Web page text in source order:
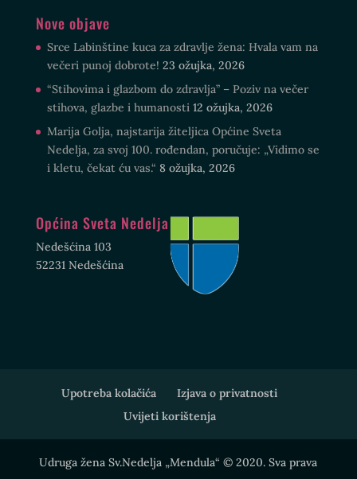
Nove objave
Srce Labinštine kuca za zdravlje žena: Hvala vam na
večeri punoj dobrote! 23 ožujka, 2026
“Stihovima i glazbom do zdravlja” – Poziv na večer
stihova, glazbe i humanosti 12 ožujka, 2026
Marija Golja, najstarija žiteljica Općine Sveta
Nedelja, za svoj 100. rođendan, poručuje: „Vidimo se
i kletu, čekat ću vas.“ 8 ožujka, 2026
Općina Sveta Nedelja
Nedešćina 103
52231 Nedešćina
Upotreba kolačića
Izjava o privatnosti
Uvijeti korištenja
Udruga žena Sv.Nedelja „Mendula“ © 2020. Sva prava